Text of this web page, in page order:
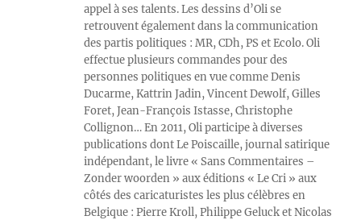
appel à ses talents. Les dessins d’Oli se
retrouvent également dans la communication
des partis politiques : MR, CDh, PS et Ecolo. Oli
effectue plusieurs commandes pour des
personnes politiques en vue comme Denis
Ducarme, Kattrin Jadin, Vincent Dewolf, Gilles
Foret, Jean-François Istasse, Christophe
Collignon… En 2011, Oli participe à diverses
publications dont Le Poiscaille, journal satirique
indépendant, le livre « Sans Commentaires –
Zonder woorden » aux éditions « Le Cri » aux
côtés des caricaturistes les plus célèbres en
Belgique : Pierre Kroll, Philippe Geluck et Nicolas